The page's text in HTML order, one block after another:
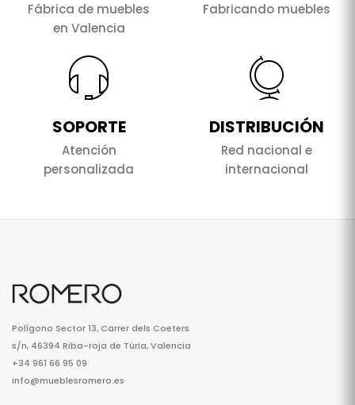
Fábrica de muebles
en Valencia
Fabricando muebles
SOPORTE
Atención
personalizada
DISTRIBUCIÓN
Red nacional e
internacional
Polígono Sector 13, Carrer dels Coeters
s/n, 46394 Riba-roja de Túria, Valencia
+34 961 66 95 09
info@mueblesromero.es